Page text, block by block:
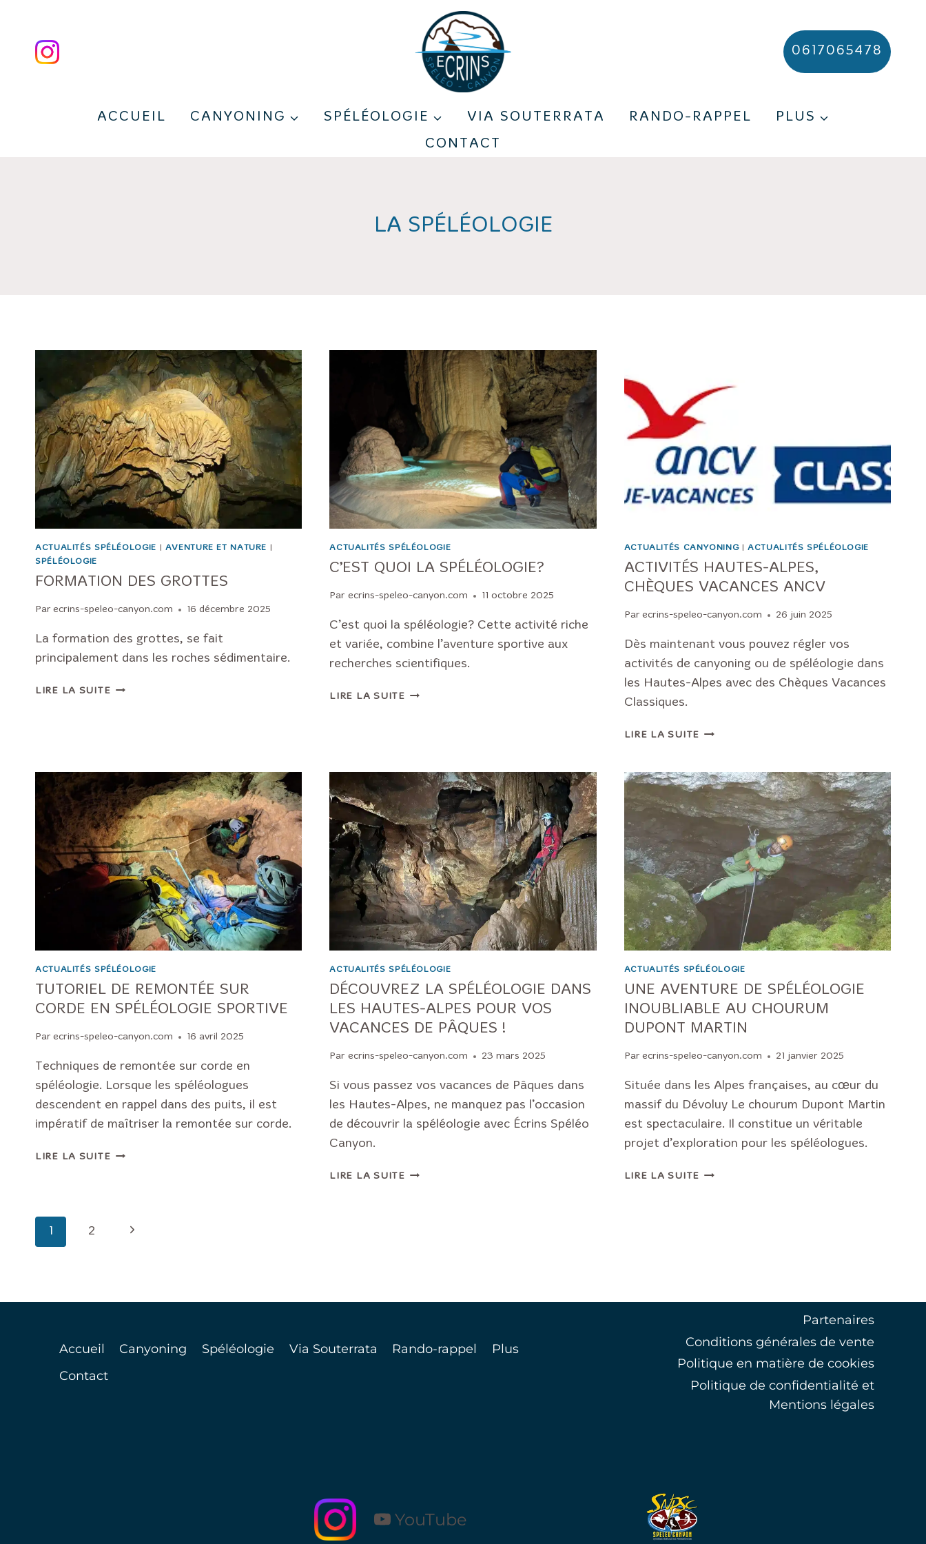
contenu
0617065478
ACCUEIL CANYONING SPÉLÉOLOGIE VIA SOUTERRATA RANDO-RAPPEL
PLUS
CONTACT
LA SPÉLÉOLOGIE
ACTUALITÉS SPÉLÉOLOGIE AVENTURE ET NATURE
SPÉLÉOLOGIE
FORMATION DES GROTTES
Par ecrins-speleo-canyon.com 16 décembre 2025
La formation des grottes, se fait
principalement dans les roches sédimentaire.
LIRE LA SUITEFORMATION
ACTUALITÉS SPÉLÉOLOGIE
C’EST QUOI LA SPÉLÉOLOGIE?
Par ecrins-speleo-canyon.com 11 octobre 2025
C’est quoi la spéléologie? Cette activité riche
et variée, combine l’aventure sportive aux
recherches scientifiques.
LIRE LA SUITEC’EST
ACTUALITÉS CANYONING|ACTUALITÉS SPÉLÉOLOGIE
ACTIVITÉS HAUTES-ALPES,
CHÈQUES VACANCES ANCV
Par ecrins-speleo-canyon.com 26 juin 2025
Dès maintenant vous pouvez régler vos
activités de canyoning ou de spéléologie dans
les Hautes-Alpes avec des Chèques Vacances
Classiques.
LIRE LA SUITE ACTIVITÉS
CHÈQUES
VACANCES
ANCV
ACTUALITÉS SPÉLÉOLOGIE
TUTORIEL DE REMONTÉE SUR
CORDE EN SPÉLÉOLOGIE SPORTIVE
Par ecrins-speleo-canyon.com 16 avril 2025
Techniques de remontée sur corde en
spéléologie. Lorsque les spéléologues
descendent en rappel dans des puits, il est
impératif de maîtriser la remontée sur corde.
LIRE LA SUITETUTORIEL
ACTUALITÉS SPÉLÉOLOGIE
DÉCOUVREZ LA SPÉLÉOLOGIE DANS
LES HAUTES-ALPES POUR VOS
VACANCES DE PÂQUES !
Par ecrins-speleo-canyon.com 23 mars 2025
Si vous passez vos vacances de Pâques dans
les Hautes-Alpes, ne manquez pas l’occasion
de découvrir la spéléologie avec Écrins Spéléo
Canyon.
LIRE LA SUITEDÉCOUVREZ
VOS
PÂQUES
ACTUALITÉS SPÉLÉOLOGIE
UNE AVENTURE DE SPÉLÉOLOGIE
INOUBLIABLE AU CHOURUM
DUPONT MARTIN
Par ecrins-speleo-canyon.com 21 janvier 2025
Située dans les Alpes françaises, au cœur du
massif du Dévoluy Le chourum Dupont Martin
est spectaculaire. Il constitue un véritable
projet d’exploration pour les spéléologues.
LIRE LA SUITE UNE
MARTIN
NAVIGATION
1 2 Page
Accueil Canyoning Spéléologie Via Souterrata Rando-rappel
Plus
Contact
Partenaires
Conditions générales de vente
Politique en matière de cookies
Politique de confidentialité et
Mentions légales
YouTube